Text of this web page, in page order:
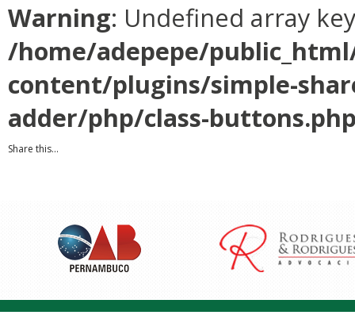
Warning: Undefined array
/home/adepepe/
content/plugins/simple-
adder/php/class-
Share this...